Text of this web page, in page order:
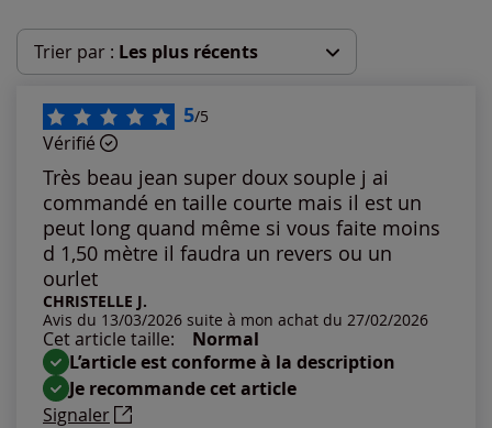
Trier par : Les plus récents
Les plus récents
Les plus anciens
Notes les plus élevées
Notes les plus basses
5/5
Vérifié
Très beau jean super doux souple j ai
commandé en taille courte mais il est un
peut long quand même si vous faite moins
d 1,50 mètre il faudra un revers ou un
ourlet
CHRISTELLE J.
Avis du 13/03/2026 suite à mon achat du 27/02/2026
Cet article taille:
Normal
L’article est conforme à la description
Je recommande cet article
Signaler